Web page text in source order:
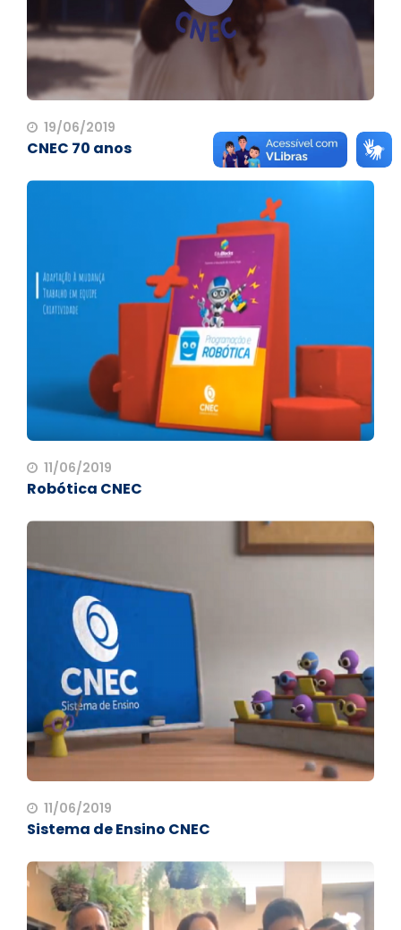
19/06/2019
CNEC 70 anos
11/06/2019
Robótica CNEC
11/06/2019
Sistema de Ensino CNEC